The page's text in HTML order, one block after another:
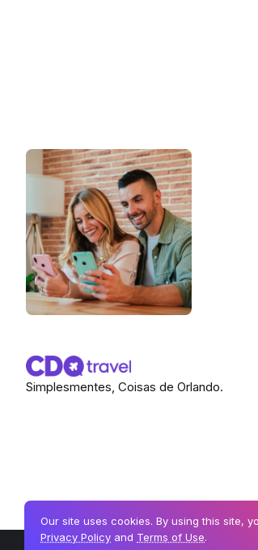
Simplesmentes, Coisas de Orlando.
Our site uses cookies. By using this site,
Privacy Policy and Terms of Use.